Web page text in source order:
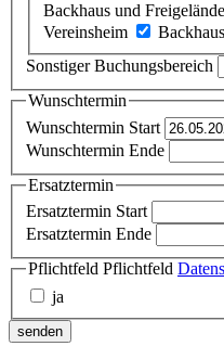
Backhaus und Freigelände
Vereinsheim
Backhaus
Sonstiger Buchungsbereich
Wunschtermin
Wunschtermin Start
Wunschtermin Ende
Ersatztermin
Ersatztermin Start
Ersatztermin Ende
Pflichtfeld Pflichtfeld
ja
senden